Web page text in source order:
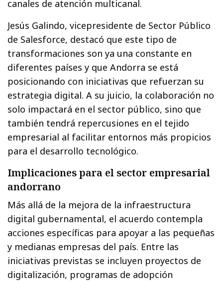
canales de atención multicanal.
Jesús Galindo, vicepresidente de Sector Público
de Salesforce, destacó que este tipo de
transformaciones son ya una constante en
diferentes países y que Andorra se está
posicionando con iniciativas que refuerzan su
estrategia digital. A su juicio, la colaboración no
solo impactará en el sector público, sino que
también tendrá repercusiones en el tejido
empresarial al facilitar entornos más propicios
para el desarrollo tecnológico.
Implicaciones para el sector empresarial
andorrano
Más allá de la mejora de la infraestructura
digital gubernamental, el acuerdo contempla
acciones específicas para apoyar a las pequeñas
y medianas empresas del país. Entre las
iniciativas previstas se incluyen proyectos de
digitalización, programas de adopción